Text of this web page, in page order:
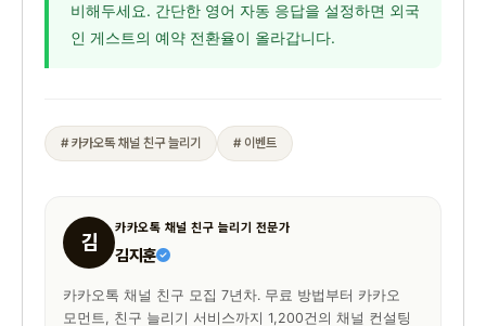
비해두세요. 간단한 영어 자동 응답을 설정하면 외국
인 게스트의 예약 전환율이 올라갑니다.
# 카카오톡 채널 친구 늘리기 # 이벤트
김
카카오톡 채널 친구 늘리기 전문가
김지훈
카카오톡 채널 친구 모집 7년차. 무료 방법부터 카카오
모먼트, 친구 늘리기 서비스까지 1,200건의 채널 컨설팅